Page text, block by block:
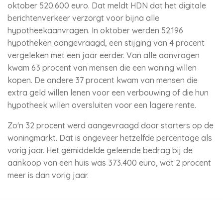
oktober 520.600 euro. Dat meldt HDN dat het digitale
berichtenverkeer verzorgt voor bijna alle
hypotheekaanvragen. In oktober werden 52.196
hypotheken aangevraagd, een stijging van 4 procent
vergeleken met een jaar eerder. Van alle aanvragen
kwam 63 procent van mensen die een woning willen
kopen. De andere 37 procent kwam van mensen die
extra geld willen lenen voor een verbouwing of die hun
hypotheek willen oversluiten voor een lagere rente.
Zo'n 32 procent werd aangevraagd door starters op de
woningmarkt. Dat is ongeveer hetzelfde percentage als
vorig jaar. Het gemiddelde geleende bedrag bij de
aankoop van een huis was 373.400 euro, wat 2 procent
meer is dan vorig jaar.